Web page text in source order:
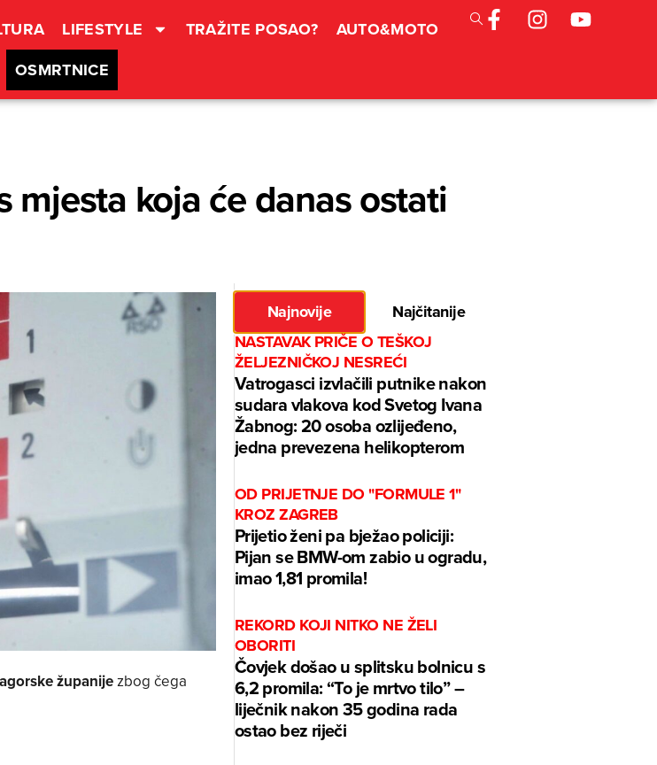
LIFESTYLE TRAŽITE POSAO?
AUTO&MOTO
OSMRTNICE
koja će danas ostati
županijezbog čega
Najnovije
Najčitanije
NASTAVAK PRIČE O TEŠKOJ
ŽELJEZNIČKOJ NESREĆI
Vatrogasci izvlačili putnike nakon
sudara vlakova kod Svetog Ivana
Žabnog: 20 osoba ozlijeđeno,
jedna prevezena helikopterom
OD PRIJETNJE DO "FORMULE 1"
KROZ ZAGREB
Prijetio ženi pa bježao policiji:
Pijan se BMW-om zabio u ogradu,
imao 1,81 promila!
REKORD KOJI NITKO NE ŽELI
OBORITI
Čovjek došao u splitsku bolnicu s
6,2 promila: “To je mrtvo tilo” –
liječnik nakon 35 godina rada
ostao bez riječi